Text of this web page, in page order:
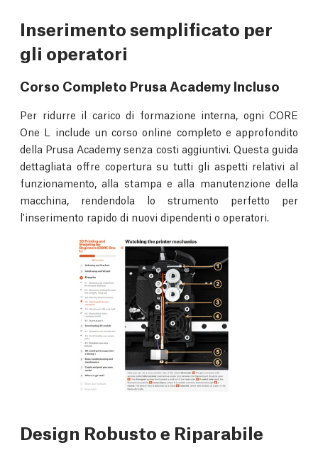
Inserimento semplificato per
gli operatori
Corso Completo Prusa Academy Incluso
Per ridurre il carico di formazione interna, ogni CORE
One L include un corso online completo e approfondito
della Prusa Academy senza costi aggiuntivi. Questa guida
dettagliata offre copertura su tutti gli aspetti relativi al
funzionamento, alla stampa e alla manutenzione della
macchina, rendendola lo strumento perfetto per
l'inserimento rapido di nuovi dipendenti o operatori.
Design Robusto e Riparabile